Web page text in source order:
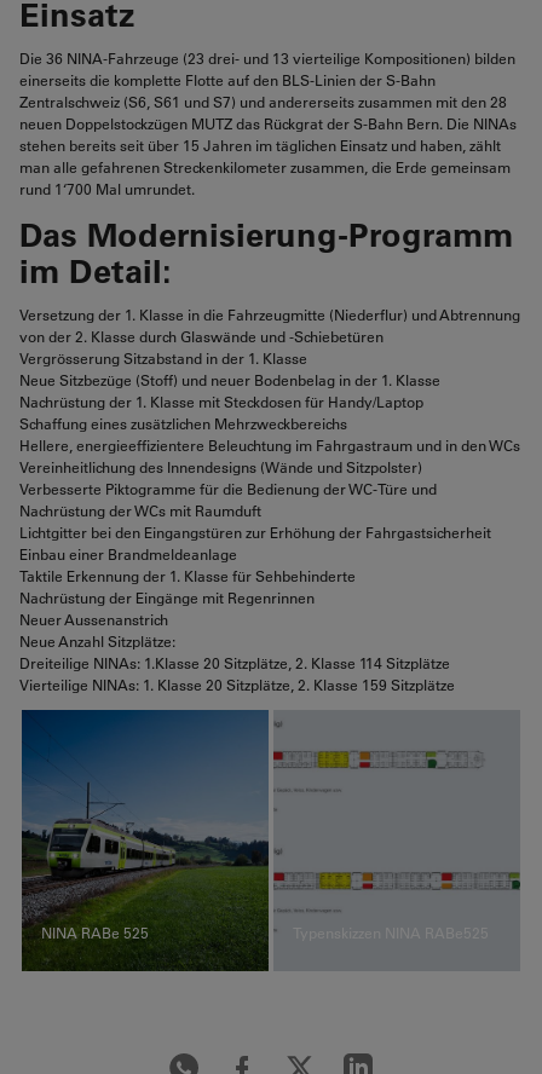
Einsatz
Die 36 NINA-Fahrzeuge (23 drei- und 13 vierteilige Kompositionen) bilden
einerseits die komplette Flotte auf den BLS-Linien der S-Bahn
Zentralschweiz (S6, S61 und S7) und andererseits zusammen mit den 28
neuen Doppelstockzügen MUTZ das Rückgrat der S-Bahn Bern. Die NINAs
stehen bereits seit über 15 Jahren im täglichen Einsatz und haben, zählt
man alle gefahrenen Streckenkilometer zusammen, die Erde gemeinsam
rund 1‘700 Mal umrundet.
Das Modernisierung-Programm
im Detail:
Versetzung der 1. Klasse in die Fahrzeugmitte (Niederflur) und Abtrennung
von der 2. Klasse durch Glaswände und -Schiebetüren
Vergrösserung Sitzabstand in der 1. Klasse
Neue Sitzbezüge (Stoff) und neuer Bodenbelag in der 1. Klasse
Nachrüstung der 1. Klasse mit Steckdosen für Handy/Laptop
Schaffung eines zusätzlichen Mehrzweckbereichs
Hellere, energieeffizientere Beleuchtung im Fahrgastraum und in den WCs
Vereinheitlichung des Innendesigns (Wände und Sitzpolster)
Verbesserte Piktogramme für die Bedienung der WC-Türe und
Nachrüstung der WCs mit Raumduft
Lichtgitter bei den Eingangstüren zur Erhöhung der Fahrgastsicherheit
Einbau einer Brandmeldeanlage
Taktile Erkennung der 1. Klasse für Sehbehinderte
Nachrüstung der Eingänge mit Regenrinnen
Neuer Aussenanstrich
Neue Anzahl Sitzplätze:
Dreiteilige NINAs: 1.Klasse 20 Sitzplätze, 2. Klasse 114 Sitzplätze
Vierteilige NINAs: 1. Klasse 20 Sitzplätze, 2. Klasse 159 Sitzplätze
NINA RABe 525